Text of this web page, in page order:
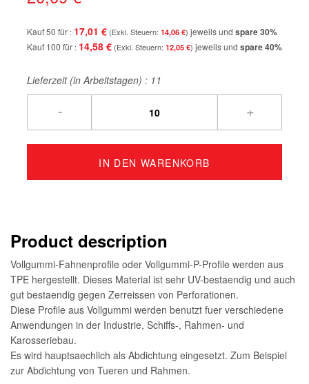
Kauf 50 für 17,01 € 14,06 € jeweils und spare30%
Kauf 100 für 14,58 € 12,05 € jeweils und spare40%
Lieferzeit (in Arbeitstagen) : 11
- +
IN DEN WARENKORB
Product description
Vollgummi-Fahnenprofile oder Vollgummi-P-Profile werden aus
TPE hergestellt. Dieses Material ist sehr UV-bestaendig und auch
gut bestaendig gegen Zerreissen von Perforationen.
Diese Profile aus Vollgummi werden benutzt fuer verschiedene
Anwendungen in der Industrie, Schiffs-, Rahmen- und
Karosseriebau.
Es wird hauptsaechlich als Abdichtung eingesetzt. Zum Beispiel
zur Abdichtung von Tueren und Rahmen.